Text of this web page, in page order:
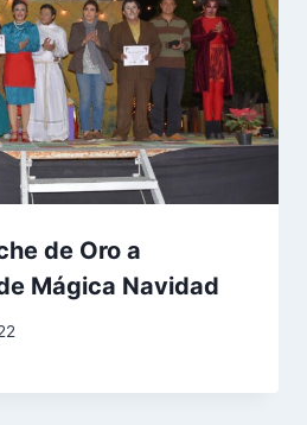
de Oro a
Mágica Navidad